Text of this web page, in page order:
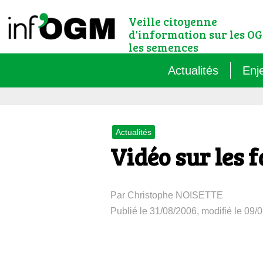
Veille citoyenne
d'information sur les
les semences
Actualités
Le
Actualités
Vidéo sur les
Par Christophe NOISETTE
Publié le 31/08/2006, modifié le 09/